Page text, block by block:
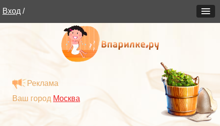
Вход /
Реклама
Ваш город Москва